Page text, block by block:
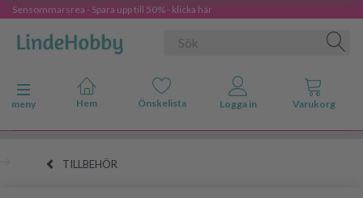
Sensommarsrea - Spara upp till 50% - klicka här
Ändra navigering
meny
TILLBEHÖR